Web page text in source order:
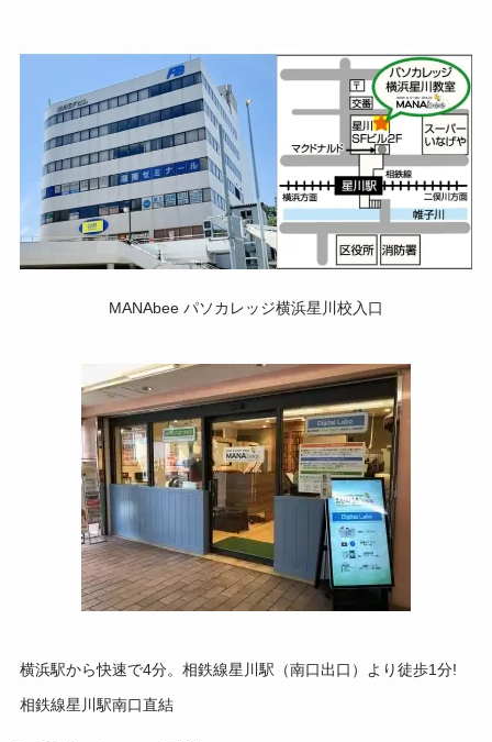
MANAbee パソカレッジ横浜星川校入口
横浜駅から快速で4分。相鉄線星川駅（南口出口）より徒歩1分!
相鉄線星川駅南口直結